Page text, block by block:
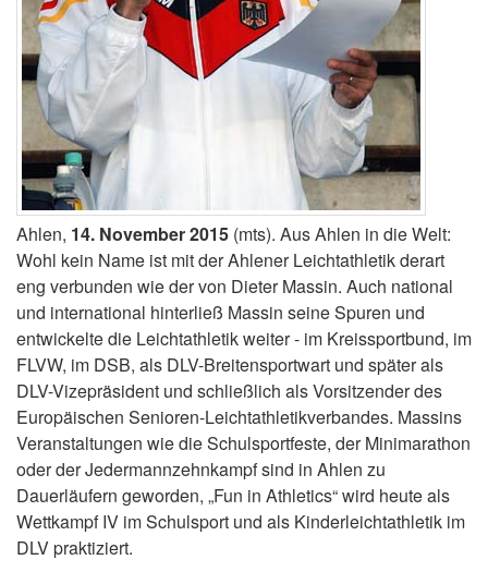
Ahlen, 14. November 2015 (mts). Aus Ahlen in die Welt:
Wohl kein Name ist mit der Ahlener Leichtathletik derart
eng verbunden wie der von Dieter Massin. Auch national
und international hinterließ Massin seine Spuren und
entwickelte die Leichtathletik weiter - im Kreissportbund, im
FLVW, im DSB, als DLV-Breitensportwart und später als
DLV-Vizepräsident und schließlich als Vorsitzender des
Europäischen Senioren-Leichtathletikverbandes. Massins
Veranstaltungen wie die Schulsportfeste, der Minimarathon
oder der Jedermannzehnkampf sind in Ahlen zu
Dauerläufern geworden, „Fun in Athletics“ wird heute als
Wettkampf IV im Schulsport und als Kinderleichtathletik im
DLV praktiziert.